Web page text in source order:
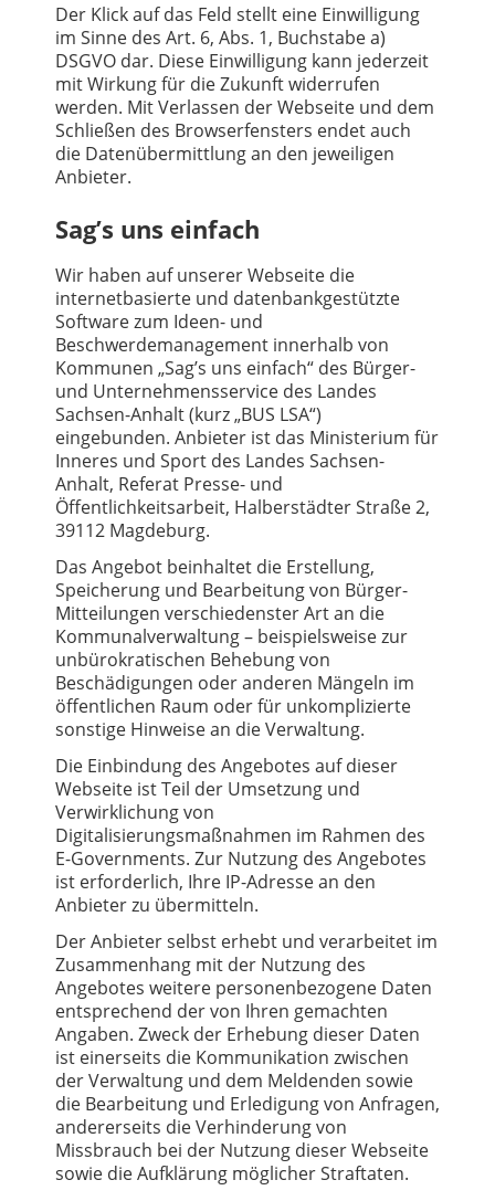
Der Klick auf das Feld stellt eine Einwilligung
im Sinne des Art. 6, Abs. 1, Buchstabe a)
DSGVO dar. Diese Einwilligung kann jederzeit
mit Wirkung für die Zukunft widerrufen
werden. Mit Verlassen der Webseite und dem
Schließen des Browserfensters endet auch
die Datenübermittlung an den jeweiligen
Anbieter.
Sag’s uns einfach
Wir haben auf unserer Webseite die
internetbasierte und datenbankgestützte
Software zum Ideen- und
Beschwerdemanagement innerhalb von
Kommunen „Sag’s uns einfach“ des Bürger-
und Unternehmensservice des Landes
Sachsen-Anhalt (kurz „BUS LSA“)
eingebunden. Anbieter ist das Ministerium für
Inneres und Sport des Landes Sachsen-
Anhalt, Referat Presse- und
Öffentlichkeitsarbeit, Halberstädter Straße 2,
39112 Magdeburg.
Das Angebot beinhaltet die Erstellung,
Speicherung und Bearbeitung von Bürger-
Mitteilungen verschiedenster Art an die
Kommunalverwaltung – beispielsweise zur
unbürokratischen Behebung von
Beschädigungen oder anderen Mängeln im
öffentlichen Raum oder für unkomplizierte
sonstige Hinweise an die Verwaltung.
Die Einbindung des Angebotes auf dieser
Webseite ist Teil der Umsetzung und
Verwirklichung von
Digitalisierungsmaßnahmen im Rahmen des
E-Governments. Zur Nutzung des Angebotes
ist erforderlich, Ihre IP-Adresse an den
Anbieter zu übermitteln.
Der Anbieter selbst erhebt und verarbeitet im
Zusammenhang mit der Nutzung des
Angebotes weitere personenbezogene Daten
entsprechend der von Ihren gemachten
Angaben. Zweck der Erhebung dieser Daten
ist einerseits die Kommunikation zwischen
der Verwaltung und dem Meldenden sowie
die Bearbeitung und Erledigung von Anfragen,
andererseits die Verhinderung von
Missbrauch bei der Nutzung dieser Webseite
sowie die Aufklärung möglicher Straftaten.